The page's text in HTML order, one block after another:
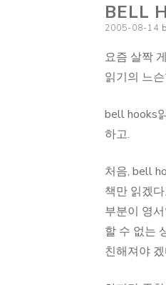
BELL
Posted
2005-08-14
요즘 살짝
읽기의 느
bell hooks
하고.
처음, bell
책만 읽겠
부분이 영
할 수 없는
친해져야